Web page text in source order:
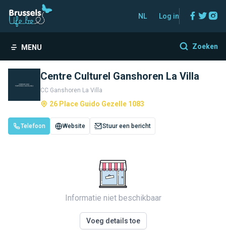
NL Log in
MENU Zoeken
Centre Culturel Ganshoren La Villa
CC Ganshoren La Villa
26 Place Guido Gezelle 1083
Telefoon Website Stuur een bericht
Informatie niet beschikbaar
Voeg details toe